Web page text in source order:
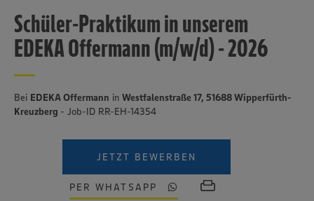
Schüler-Praktikum in unserem
EDEKA Offermann (m/w/d) - 2026
Bei EDEKA Offermann in Westfalenstraße 17, 51688 Wipperfürth-
Kreuzberg - Job-ID RR-EH-14354
JETZT BEWERBEN
PER WHATSAPP